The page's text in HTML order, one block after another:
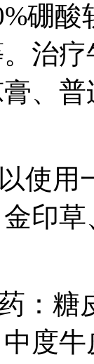
硼酸
治
、
使
印
：
度